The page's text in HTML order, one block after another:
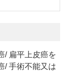
/ 扁平上皮癌を
/ 手術不能又は